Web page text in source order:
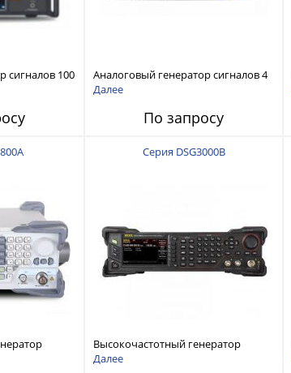
сигналов 100
Аналоговый генератор сигналов 4
кГц – 43 ГГц
Далее
По запросу
от 9
Серия DSG3000B
Высокочастотный генератор
сигналов, частотный диапазон от 9
Далее